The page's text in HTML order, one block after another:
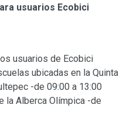
usuarios Ecobici
usuarios de Ecobici
ubicadas en la Quinta
-de 09:00 a 13:00
la Alberca Olímpica -de